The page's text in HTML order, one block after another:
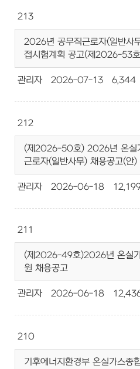
213
2026년 공무직근로자(일반사
접시험계획 공고(제2026-53
관리자 2026-07-13 6,344
212
(제2026-50호) 2026년 온실
근로자(일반사무) 채용공고(안)
관리자 2026-06-18
211
(제2026-49호)2026년 온실
원 채용공고
관리자 2026-06-18
210
기후에너지환경부 온실가스종